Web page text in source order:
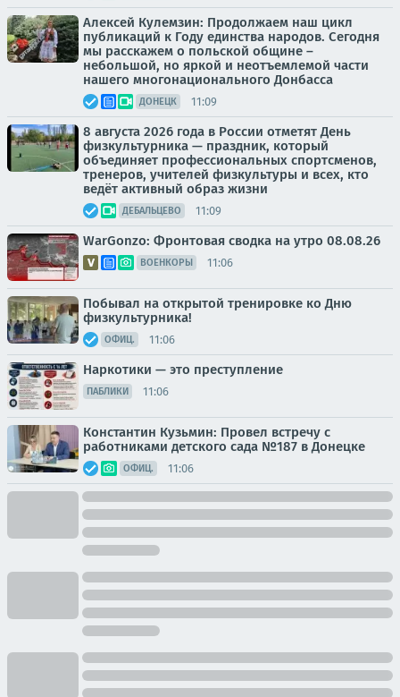
Алексей Кулемзин: Продолжаем наш цикл
публикаций к Году единства народов. Сегодня
мы расскажем о польской общине –
небольшой, но яркой и неотъемлемой части
нашего многонационального Донбасса
ДОНЕЦК 11:09
8 августа 2026 года в России отметят День
физкультурника — праздник, который
объединяет профессиональных спортсменов,
тренеров, учителей физкультуры и всех, кто
ведёт активный образ жизни
ДЕБАЛЬЦЕВО 11:09
WarGonzo: Фронтовая сводка на утро 08.08.26
ВОЕНКОРЫ 11:06
Побывал на открытой тренировке ко Дню
физкультурника!
ОФИЦ. 11:06
Наркотики — это преступление
ПАБЛИКИ 11:06
Константин Кузьмин: Провел встречу с
работниками детского сада №187 в Донецке
ОФИЦ. 11:06